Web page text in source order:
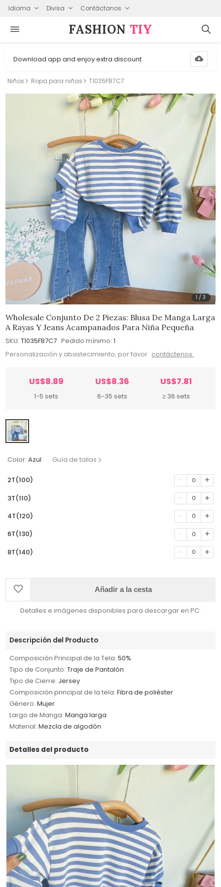
Idioma Divisa Contáctanos
FASHION⁠ TIY
Download app and enjoy extra discount
Niños Ropa para niñas T1035FB7C7
1 /3
Wholesale Conjunto De 2 Piezas: Blusa De Manga Larga
A Rayas Y Jeans Acampanados Para Niña Pequeña
SKU: T1035FB7C7 Pedido mínimo: 1
Personalización y abastecimiento, por favor contáctenos.
US$8.89
1-5 sets
US$8.36
6-35 sets
US$7.81
≥ 36 sets
Color: Azul Guía de tallas
2T(100) 0
3T(110) 0
4T(120) 0
6T(130) 0
8T(140) 0
Añadir a la cesta
Detalles e imágenes disponibles para descargar en PC.
Descripción del Producto
Composición Principal de la Tela: 50%
Tipo de Conjunto: Traje de Pantalón
Tipo de Cierre: Jersey
Composición principal de la tela: Fibra de poliéster
Género: Mujer
Largo de Manga: Manga larga
Material: Mezcla de algodón
Detalles del producto